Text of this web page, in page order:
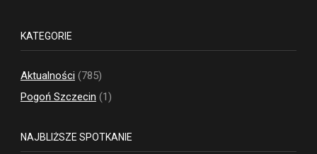
KATEGORIE
Aktualności (785)
Pogoń Szczecin (1)
NAJBLIŻSZE SPOTKANIE